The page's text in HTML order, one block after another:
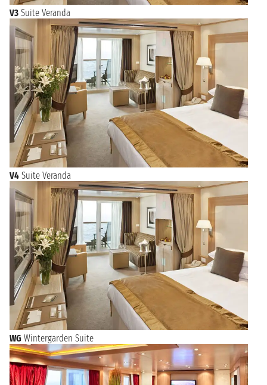
V3 Suite Veranda
V4 Suite Veranda
WG Wintergarden Suite